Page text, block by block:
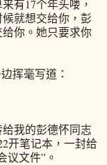
有17个年头喽，
就想交给你，彭
你。她只要求你
挥毫写道：
我的彭德怀同志
开笔记本，一封给
议文件”。